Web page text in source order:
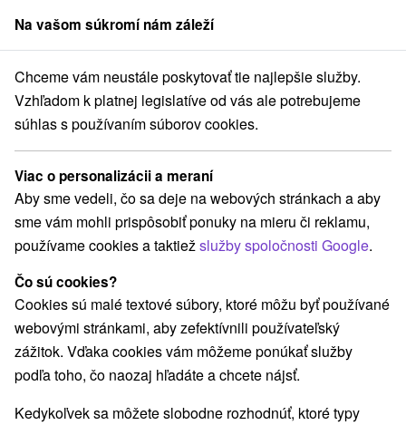
člen skupinySorger
kraj Veľký Meder Turistická ubytovňa u Marcely Veľký Meder
Turistická ubytovňa u Marcely
Veľký Meder
Veľký Meder
Rezervovať cez booking
REZERVÁCIA A VÝBER POBYTU
Kontaktujte priamo ubytovateľa.
Navigovať do miesta
Na vašom súkromí nám záleží
Chceme vám neustále poskytovať tie najlepšie služby.
Vzhľadom k platnej legislatíve od vás ale potrebujeme
súhlas s používaním súborov cookies.
Viac o personalizácii a meraní
Aby sme vedeli, čo sa deje na webových stránkach a aby
sme vám mohli prispôsobiť ponuky na mieru či reklamu,
používame cookies a taktiežslužby spoločnosti Google.
Čo sú cookies?
Cookies sú malé textové súbory, ktoré môžu byť používané
webovými stránkami, aby zefektívnili používateľský
zážitok. Vďaka cookies vám môžeme ponúkať služby
podľa toho, čo naozaj hľadáte a chcete nájsť.
Kedykoľvek sa môžete slobodne rozhodnúť, ktoré typy